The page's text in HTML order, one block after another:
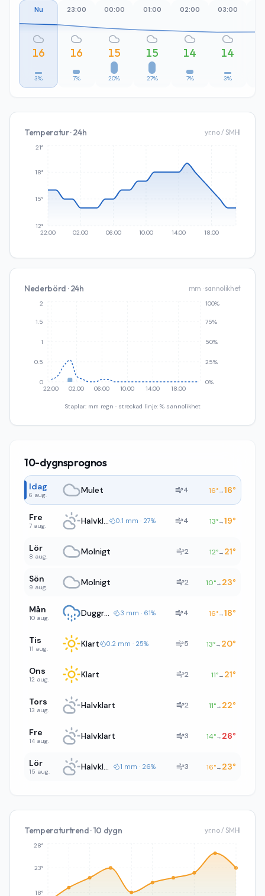
Nu
16
3%
23:00
16
7%
00:00
15
20%
01:00
15
27%
02:00
14
7%
03:00
14
3%
Temperatur · 24h yr.no / SMHI
22:00 02:00 06:00 10:00 14:00 18:00
12°
15°
18°
21°
Nederbörd · 24h mm · sannolikhet
22:00 02:00 06:00 10:00 14:00 18:00
0
0.5
1
1.5
2
0%
25%
50%
75%
100%
Staplar: mm regn · streckad linje: % sannolikhet
10-dygnsprognos
Idag
6 aug. Mulet 4 16°→16°
Fre
7 aug. Halvklart 0.1 mm · 27% 4 13°→19°
Lör
8 aug. Molnigt 2 12°→ 21°
Sön
9 aug. Molnigt 2 10°→ 23°
Mån
10 aug. Duggregn 3 mm · 61% 4 16°→18°
Tis
11 aug. Klart 0.2 mm · 25% 5 13°→ 20°
Ons
12 aug. Klart 2 11°→ 21°
Tors
13 aug. Halvklart 2 11°→ 22°
Fre
14 aug. Halvklart 3 14°→ 26°
Lör
15 aug. Halvklart 1 mm · 26% 3 16°→ 23°
Temperaturtrend · 10 dygn yr.no / SMHI
18°
23°
28°